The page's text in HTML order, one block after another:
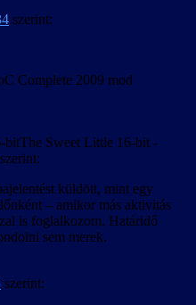
szerint:
Complete 2009 mod
The Sweet Little 16-bit -
szerint:
küldött, mint egy
– amikor más aktivitás
is foglalkozom. Határidő
sem merek.
szerint: